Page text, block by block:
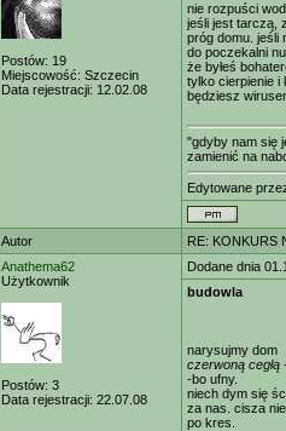
Postów: 19
Miejscowość: Szczecin
Data rejestracji: 12.02.08
nie rozpuści
jeśli jest tarczą,
próg domu. jeśli
do poczekalni
że byłeś
tylko cierpienie i
będziesz
"gdyby nam się
zamienić na
Edytowane
Autor
RE: KONKURS
Anathema62
Użytkownik
Postów: 3
Data rejestracji: 22.07.08
Dodane dnia
budowla
narysujmy dom
czerwoną cegłą
-bo ufny.
niech dym się
za nas. cisza
po kres.